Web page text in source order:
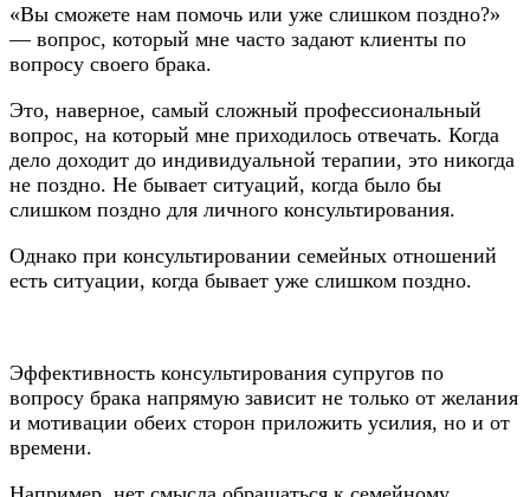
«Вы сможете нам помочь или уже слишком поздно?»
— вопрос, который мне часто задают клиенты по
вопросу своего брака.
Это, наверное, самый сложный профессиональный
вопрос, на который мне приходилось отвечать. Когда
дело доходит до индивидуальной терапии, это никогда
не поздно. Не бывает ситуаций, когда было бы
слишком поздно для личного консультирования.
Однако при консультировании семейных отношений
есть ситуации, когда бывает уже слишком поздно.
Эффективность консультирования супругов по
вопросу брака напрямую зависит не только от желания
и мотивации обеих сторон приложить усилия, но и от
времени.